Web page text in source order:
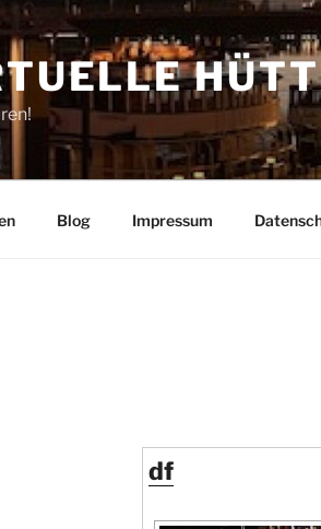
Blog Impressum
df